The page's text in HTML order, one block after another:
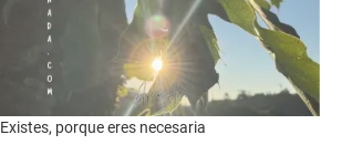
Existes, porque eres necesaria